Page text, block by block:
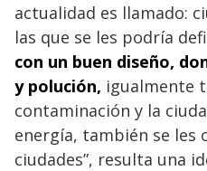
actualidad es llamado:
las que se les podría
con un buen diseño,
y polución, igualmente
contaminación y la
energía, también se les
ciudades”, resulta una